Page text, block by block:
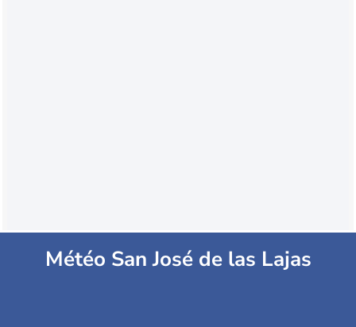
Météo San José de las Lajas